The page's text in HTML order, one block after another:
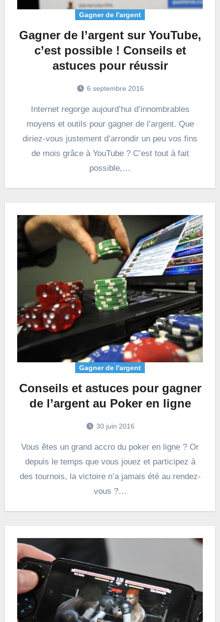
Gagner de l'argent
Gagner de l’argent sur YouTube,
c’est possible ! Conseils et
astuces pour réussir
6 septembre 2016
moyens et outils pour gagner de l’argent. Que
diriez-vous justement d’arrondir un peu vos fins
de mois grâce à YouTube ? C’est tout à fait
possible,…
Gagner de l'argent
Conseils et astuces pour gagner
de l’argent au Poker en ligne
30 juin 2016
Vous êtes un grand accro du poker en ligne ? Or
depuis le temps que vous jouez et participez à
des tournois, la victoire n’a jamais été au rendez-
vous ?…